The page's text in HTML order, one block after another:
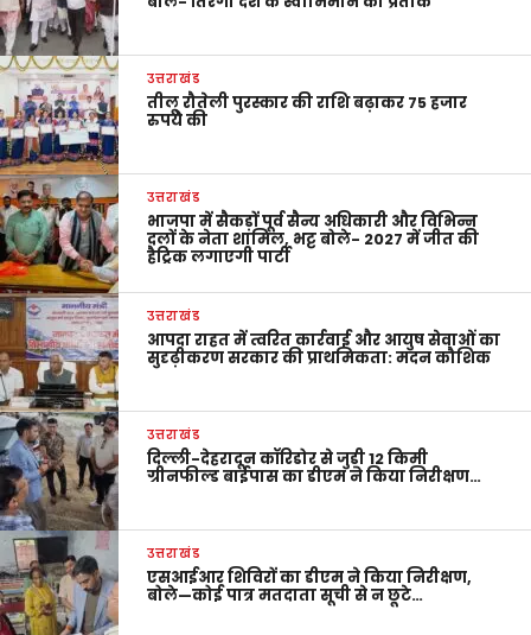
उत्तराखंड
तीलू रौतेली पुरस्कार की राशि बढ़ाकर 75 हजार
रुपये की
उत्तराखंड
भाजपा में सैकड़ों पूर्व सैन्य अधिकारी और विभिन्न
दलों के नेता शामिल, भट्ट बोले- 2027 में जीत की
हैट्रिक लगाएगी पार्टी
उत्तराखंड
आपदा राहत में त्वरित कार्रवाई और आयुष सेवाओं का
सुदृढ़ीकरण सरकार की प्राथमिकता: मदन कौशिक
उत्तराखंड
दिल्ली-देहरादून कॉरिडोर से जुड़ी 12 किमी
ग्रीनफील्ड बाईपास का डीएम ने किया निरीक्षण…
उत्तराखंड
एसआईआर शिविरों का डीएम ने किया निरीक्षण,
बोले—कोई पात्र मतदाता सूची से न छूटे…